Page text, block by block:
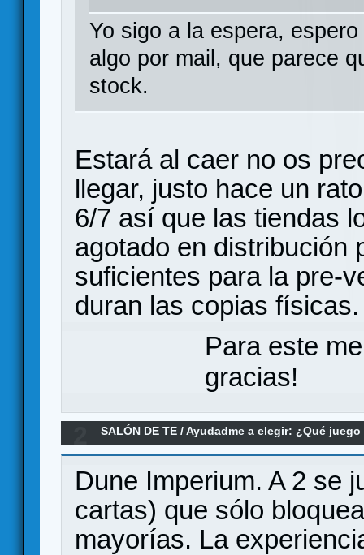
Yo sigo a la espera,
algo por mail, que parece
stock.
Estará al caer no os
llegar, justo hace un
6/7 así que las tiendas
agotado en distribución
suficientes para la pre-
duran las copias físicas.
Para este
gracias!
SALÓN DE TE /Ayudadme a elegir: ¿Qué
Dune Imperium. A 2 se
cartas) que sólo
mayorías. La